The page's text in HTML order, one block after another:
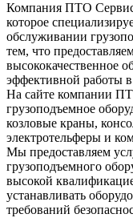
Компания ПТО Сервис
которое
обслуживании
тем, что
высококачественное
эффективной работы
На сайте компании
грузоподъемное
козловые краны,
электротельферы и
Мы предоставляем
грузоподъемного
высокой
устанавливать
требований